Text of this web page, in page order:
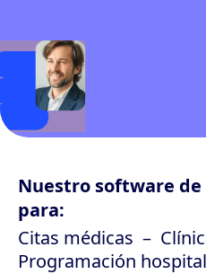
Nuestro software
para:
Citas médicas
Programación